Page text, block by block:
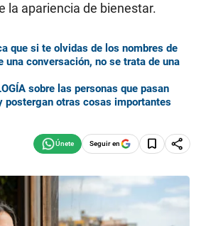
la apariencia de bienestar.
que si te olvidas de los nombres de
una conversación, no se trata de una
sobre las personas que pasan
postergan otras cosas importantes
Seguir en